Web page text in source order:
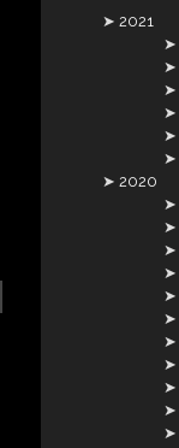
2021
2020